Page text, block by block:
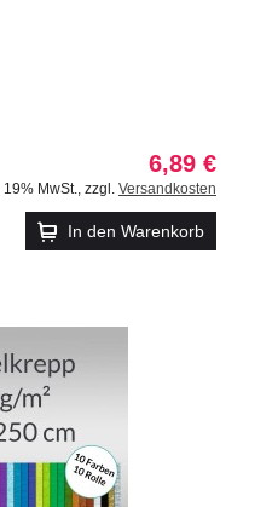
6,89 €
19% MwSt., zzgl. Versandkosten
In den Warenkorb